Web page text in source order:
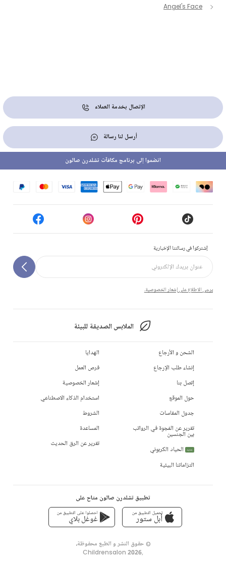
Angel's Face
الإتصال بخدمة العملاء
أرسل لنا رسالة
إشتركوا في رسالتنا الإخبارية
يرجى الاطلاع على إشعار الخصوصية.
الملابس الصديقة للبيئة
انضموا إلى برنامج مكافآت تشلدرن صالون
الشحن و الأرجاع
إنشاء طلب الإرجاع
إتصل بنا
حول الموقع
جدول المقاسات
تقرير عن الفجوة في الرواتب
بين الجنسين
جديد
الحياد الكربوني
التزاماتنا البيئية
الهدايا
فرص العمل
إشعار الخصوصية
استخدام الذكاء الاصطناعي
الشروط
المساعدة
تقرير عن الرق الحديث
تطبيق تشلدرن صالون متاح على
تحميل التطبيق من
أبل ستور
احصلوا على التطبيق من
غوغل بلاي
© حقوق النشر و الطبع محفوظة،
,
Childrensalon 2026